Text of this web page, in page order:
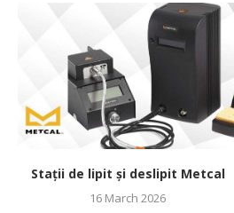
Stații de lipit și deslipit Metcal
16 March 2026